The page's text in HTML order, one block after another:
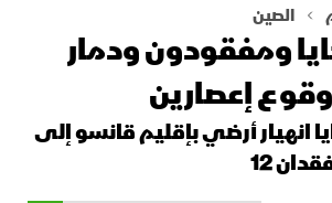
الصين
ومفقودون ودمار
إعصارين
انهيار أرضي بإقليم قانسو إلى